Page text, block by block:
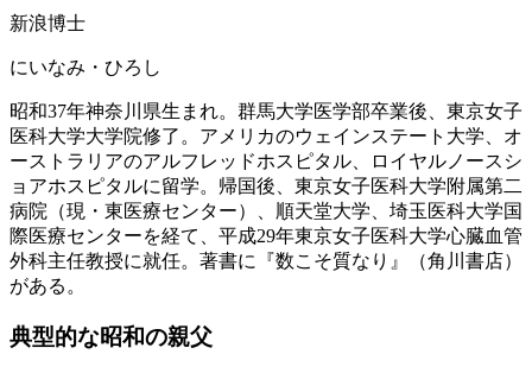
新浪博士
にいなみ・ひろし
昭和37年神奈川県生まれ。群馬大学医学部卒業後、東京女子
医科大学大学院修了。アメリカのウェインステート大学、オ
ーストラリアのアルフレッドホスピタル、ロイヤルノースシ
ョアホスピタルに留学。帰国後、東京女子医科大学附属第二
病院（現・東医療センター）、順天堂大学、埼玉医科大学国
際医療センターを経て、平成29年東京女子医科大学心臓血管
外科主任教授に就任。著書に『数こそ質なり』（角川書店）
がある。
典型的な昭和の親父